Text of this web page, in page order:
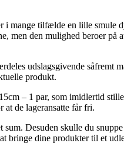
mange tilfælde en lille smule
men den mulighed beroer på
udslagsgivende såfremt
produkt.
– 1 par, som imidlertid
at de lageransatte får fri.
Desuden skulle du
bringe dine produkter til et